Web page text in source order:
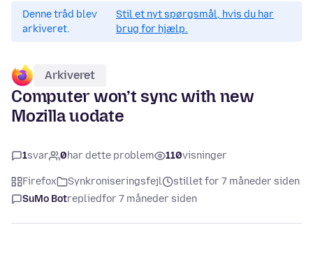
Denne tråd blev
arkiveret.
Stil et nyt spørgsmål, hvis du har
brug for hjælp.
Arkiveret
Computer won’t sync with new
Mozilla uodate
1svar 0har dette problem 110visninger
Firefox Synkroniseringsfejl
stillet for 7 måneder siden
SuMo Botrepliedfor 7 måneder siden